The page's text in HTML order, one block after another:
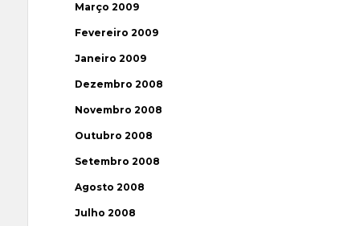
Março 2009
Fevereiro 2009
Janeiro 2009
Dezembro 2008
Novembro 2008
Outubro 2008
Setembro 2008
Agosto 2008
Julho 2008